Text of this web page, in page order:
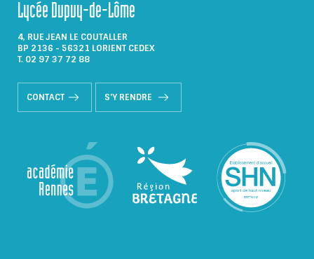
Lycée Dupuy-de-Lôme
4, RUE JEAN LE COUTALLER
BP 2136 - 56321 LORIENT CEDEX
T. 02 97 37 72 88
CONTACT S'Y RENDRE